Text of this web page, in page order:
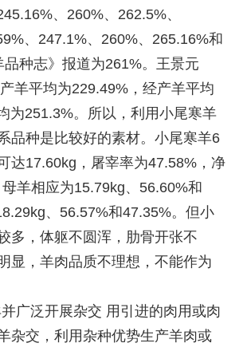
、260%、262.5%、
、247.1%、260%、265.16%和
种志》报道为261%。王景元
羊平均为229.49%，经产羊平均
为251.3%。所以，利用小尾寒羊
品种是比较好的素材。小尾寒羊6
达17.60kg，屠宰率为47.58%，净
羊相应为15.79kg、56.60%和
、56.57%和47.35%。但小
多，体躯不圆浑，肋骨开张不
显，羊肉品质不理想，不能作为
广泛开展杂交 用引进的肉用或肉
杂交，利用杂种优势生产羊肉或